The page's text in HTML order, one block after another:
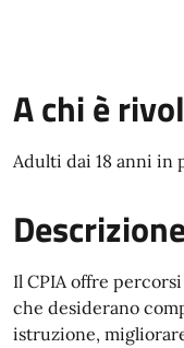
A chi è
Adulti dai 18 anni in
Il CPIA offre
che desiderano
istruzione,